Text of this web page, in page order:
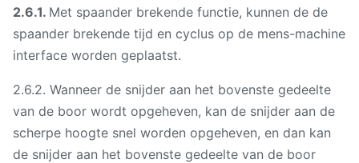
2.6.1. Met spaander brekende functie, kunnen de de
spaander brekende tijd en cyclus op de mens-machine
interface worden geplaatst.
2.6.2. Wanneer de snijder aan het bovenste gedeelte
van de boor wordt opgeheven, kan de snijder aan de
scherpe hoogte snel worden opgeheven, en dan kan
de snijder aan het bovenste gedeelte van de boor